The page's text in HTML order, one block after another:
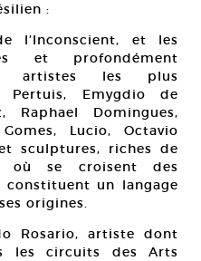
:
l’Inconscient, et les
et profondément
artistes les plus
Pertuis, Emygdio de
Raphael Domingues,
Lucio, Octavio
sculptures, riches de
où se croisent des
un langage
origines.
Rosario, artiste dont
les circuits des Arts